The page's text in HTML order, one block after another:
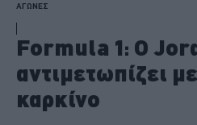
ΑΓΩΝΕΣ
Formula 1: O
αντιμετωπίζει
καρκίνο